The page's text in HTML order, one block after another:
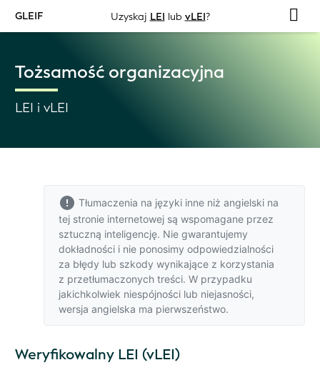
GLEIF Uzyskaj LEI lub vLEI?
Tożsamość organizacyjna
LEI i vLEI
Tłumaczenia na języki inne niż angielski na
tej stronie internetowej są wspomagane przez
sztuczną inteligencję. Nie gwarantujemy
dokładności i nie ponosimy odpowiedzialności
za błędy lub szkody wynikające z korzystania
z przetłumaczonych treści. W przypadku
jakichkolwiek niespójności lub niejasności,
wersja angielska ma pierwszeństwo.
Weryfikowalny LEI (vLEI)